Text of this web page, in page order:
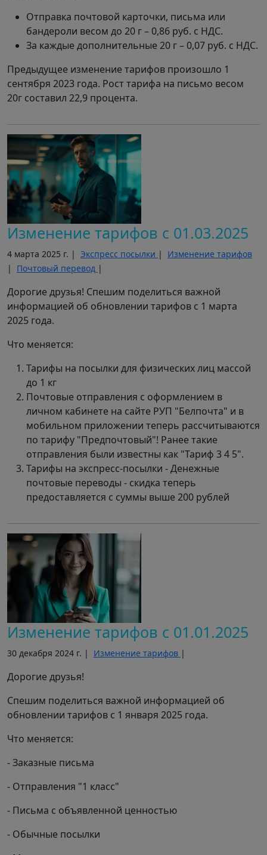
Отправка почтовой карточки, письма или
бандероли весом до 20 г – 0,86 руб. с НДС.
За каждые дополнительные 20 г – 0,07 руб. с НДС.
Предыдущее изменение тарифов произошло 1
сентября 2023 года. Рост тарифа на письмо весом
20г составил 22,9 процента.
Изменение тарифов с 01.03.2025
4 марта 2025 г. | Экспресс посылки | Изменение тарифов
| Почтовый перевод |
Дорогие друзья! Спешим поделиться важной
информацией об обновлении тарифов с 1 марта
2025 года.
Что меняется:
Тарифы на посылки для физических лиц массой
до 1 кг
Почтовые отправления с оформлением в
личном кабинете на сайте РУП "Белпочта" и в
мобильном приложении теперь рассчитываются
по тарифу "Предпочтовый"! Ранее такие
отправления были известны как "Тариф 3 4 5".
Тарифы на экспресс-посылки - Денежные
почтовые переводы - скидка теперь
предоставляется с суммы выше 200 рублей
Изменение тарифов с 01.01.2025
30 декабря 2024 г. | Изменение тарифов |
Дорогие друзья!
Спешим поделиться важной информацией об
обновлении тарифов с 1 января 2025 года.
Что меняется:
- Заказные письма
- Отправления "1 класс"
- Письма с объявленной ценностью
- Обычные посылки